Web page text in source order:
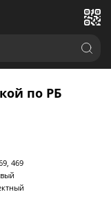
по РБ
469